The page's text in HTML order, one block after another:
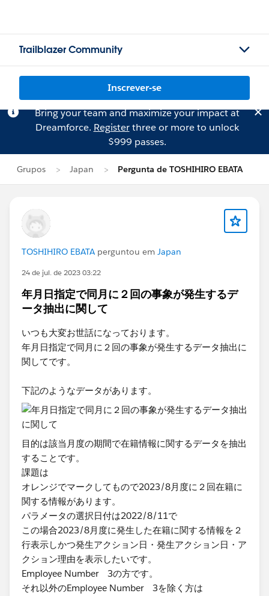
Trailblazer Community
Inscrever-se
Bring your team and maximize your impact at
Dreamforce. Registerthree or more to unlock
$999 passes.
Grupos Japan Pergunta de TOSHIHIRO EBATA
TOSHIHIRO EBATA perguntou em Japan
24 de jul. de 2023 03:22
年月日指定で同月に２回の事象が発生するデ
ータ抽出に関して
いつも大変お世話になっております。
年月日指定で同月に２回の事象が発生するデータ抽出に
関してです。
下記のようなデータがあります。
目的は該当月度の期間で在籍情報に関するデータを抽出
することです。
課題は
オレンジでマークしてもので2023/8月度に２回在籍に
関する情報があります。
パラメータの選択日付は2022/8/11で
この場合2023/8月度に発生した在籍に関する情報を２
行表示しかつ発生アクション日・発生アクション日・ア
クション理由を表示したいです。
Employee Number 3の方です。
それ以外のEmployee Number 3を除く方は